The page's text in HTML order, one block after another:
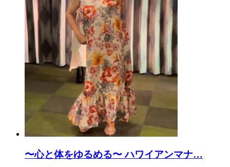
〜心と体をゆるめる〜 ハワイアンマナ…